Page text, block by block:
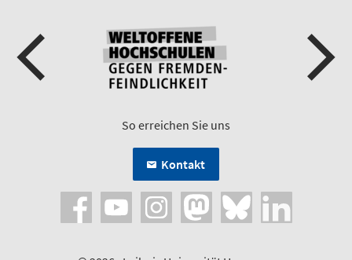
So erreichen Sie uns
Kontakt